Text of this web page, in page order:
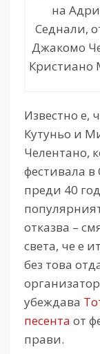
на
Седнали,
Джакомо
Кристиано
Известно е,
Кутуньо и
Челентано,
фестивала в
преди 40
отказва –
света, че е
без това
убеждава
песента от
прави.